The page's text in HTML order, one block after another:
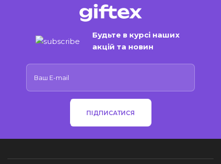
Будьте в курсі наших
акцій та новин
ПІДПИСАТИСЯ